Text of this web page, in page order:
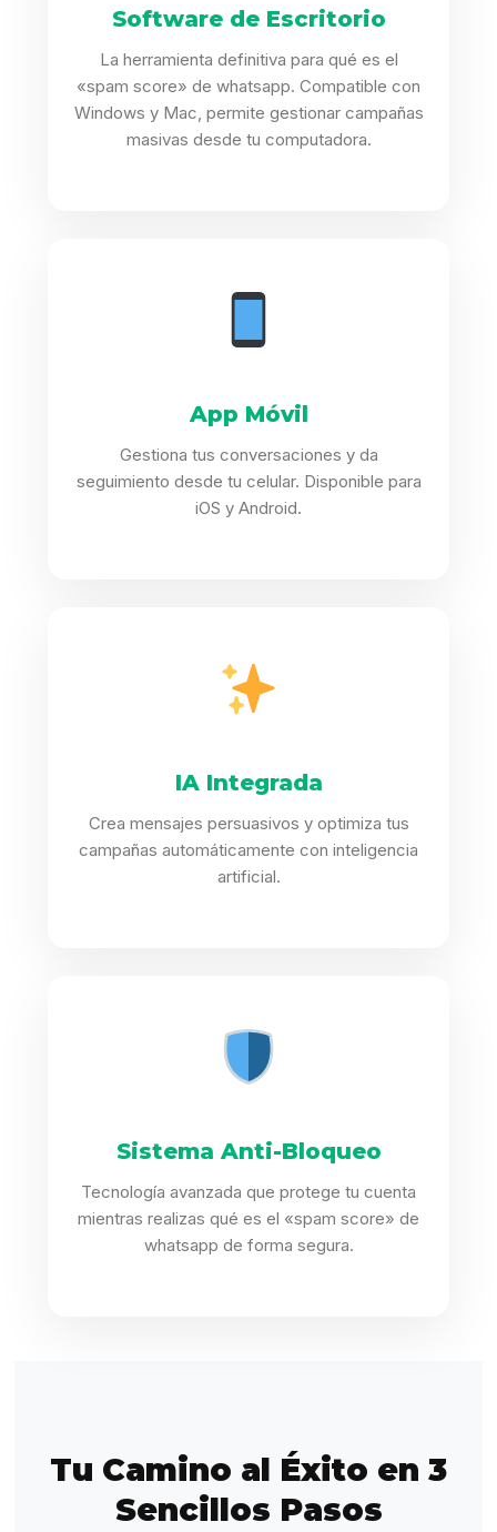
Software de Escritorio
La herramienta definitiva para qué es el
«spam score» de whatsapp. Compatible con
Windows y Mac, permite gestionar campañas
masivas desde tu computadora.
App Móvil
Gestiona tus conversaciones y da
seguimiento desde tu celular. Disponible para
iOS y Android.
IA Integrada
Crea mensajes persuasivos y optimiza tus
campañas automáticamente con inteligencia
artificial.
Sistema Anti-Bloqueo
Tecnología avanzada que protege tu cuenta
mientras realizas qué es el «spam score» de
whatsapp de forma segura.
Tu Camino al Éxito en 3
Sencillos Pasos